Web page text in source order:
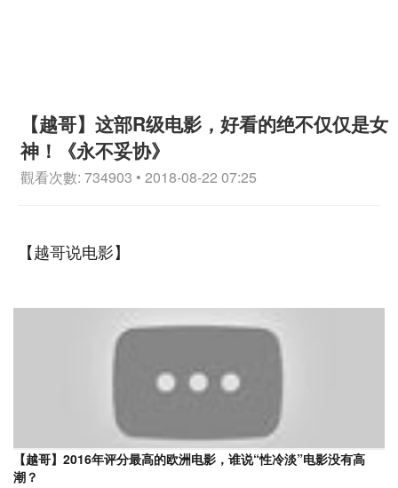
【越哥】这部R级电影，好看的绝不仅仅是女
神！《永不妥协》
觀看次數: 734903 • 2018-08-22 07:25
【越哥说电影】
【越哥】2016年评分最高的欧洲电影，谁说“性冷淡”电影没有高
潮？